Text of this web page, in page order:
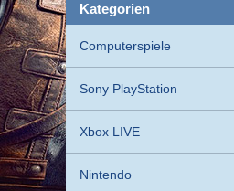
kategorien
Computerspiele
Sony PlayStation
Xbox LIVE
Nintendo